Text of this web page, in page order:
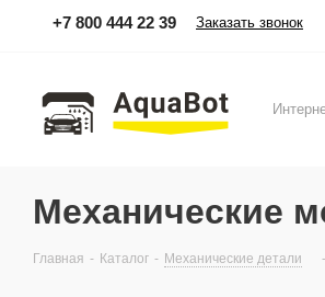
+7 800 444 22 39 Заказать звонок
Механические
Главная - Каталог - Механические детали -